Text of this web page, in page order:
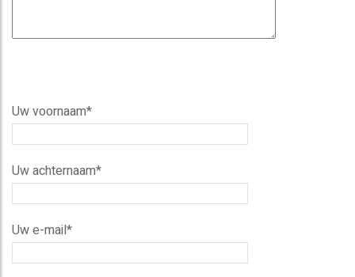
Uw voornaam*
Uw achternaam*
Uw e-mail*